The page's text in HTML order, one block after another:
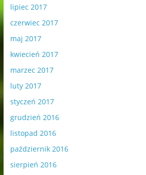
lipiec 2017
czerwiec 2017
maj 2017
kwiecień 2017
marzec 2017
luty 2017
styczeń 2017
grudzień 2016
listopad 2016
październik 2016
sierpień 2016